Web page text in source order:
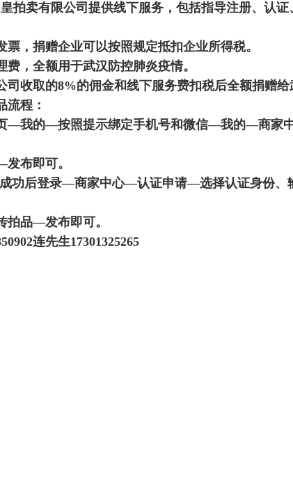
拍卖有限公司提供线下服务，包括指导注册、认
，捐赠企业可以按照规定抵扣企业所得税。
，全额用于武汉防控肺炎疫情。
收取的8%的佣金和线下服务费扣税后全额捐赠给
流程：
—我的—按照提示绑定手机号和微信—我的—商家
布即可。
功后登录—商家中心—认证申请—选择认证身份、
品—发布即可。
连先生17301325265